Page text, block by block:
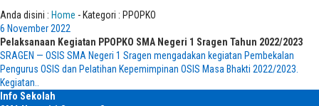
Anda disini : Home - Kategori : PPOPKO
6 November 2022
Pelaksanaan Kegiatan PPOPKO SMA Negeri 1 Sragen Tahun 2022/2023
SRAGEN — OSIS SMA Negeri 1 Sragen mengadakan kegiatan Pembekalan
Pengurus OSIS dan Pelatihan Kepemimpinan OSIS Masa Bhakti 2022/2023.
Kegiatan..
Info Sekolah